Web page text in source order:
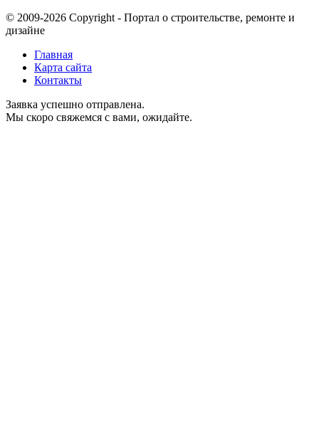
© 2009-2026 Copyright - Портал о строительстве, ремонте и
дизайне
Главная
Карта сайта
Контакты
Заявка успешно отправлена.
Мы скоро свяжемся с вами, ожидайте.